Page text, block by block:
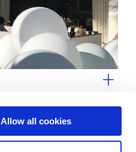
Allow all cookies